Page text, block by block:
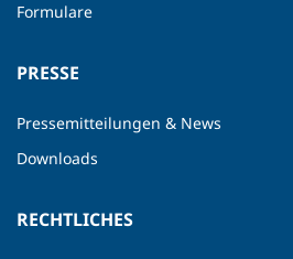
Formulare
PRESSE
Pressemitteilungen & News
Downloads
RECHTLICHES